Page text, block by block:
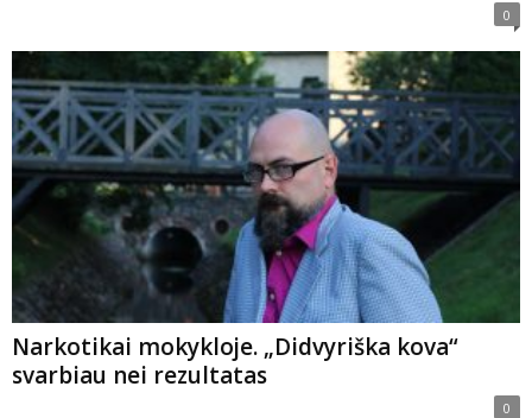
0
Narkotikai mokykloje. „Didvyriška kova“
svarbiau nei rezultatas
0